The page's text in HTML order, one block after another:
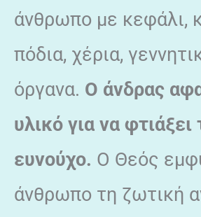
άνθρωπο με κεφάλι,
πόδια, χέρια,
όργανα. Ο άνδρας
υλικό για να φτιάξει
ευνούχο. Ο Θεός
άνθρωπο τη ζωτική